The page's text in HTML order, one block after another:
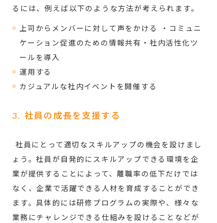
るには、例えば以下のような方法が考えられます。
上司からメンバーに対して声をかける ・コミュニ
ケーション促進のための情報共有・社内活性化ツ
ールを導入
運用する
カジュアルな社内イベントを開催する
3. 社員の成長を支援する
社員にとって適切なスキルアップの機会を設けまし
ょう。社員が自発的にスキルアップできる環境を企
業が提供することによって、離職率の低下だけでは
なく、企業で活躍できる人材を育成することができ
ます。具体的には研修プログラムの実際や、様々な
業務にチャレンジできる仕組みを設けることなどが